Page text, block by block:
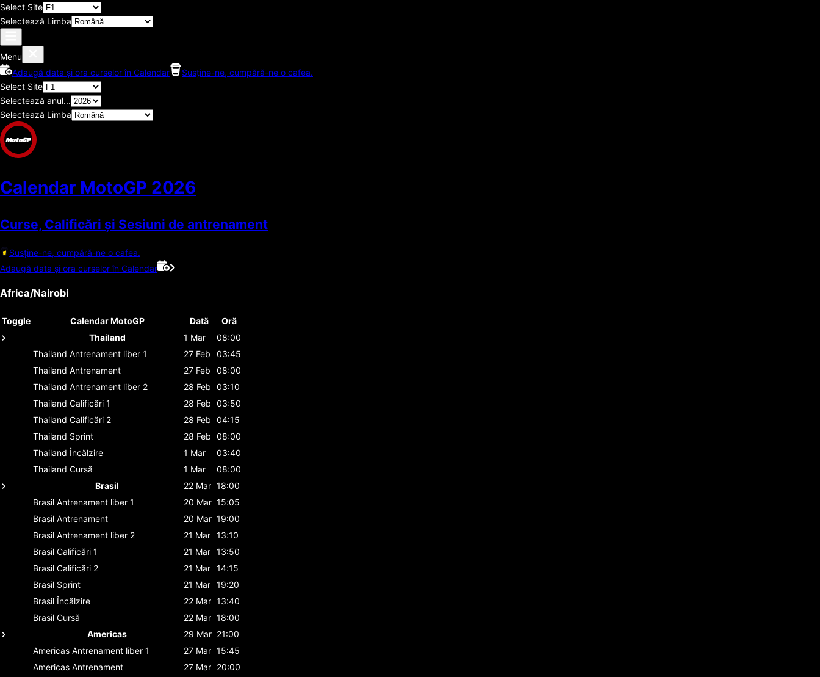
Select Site
Selectează Limba
Menu
Adaugă data și ora curselor în Calendar
Susține-ne, cumpără-ne o cafea.
Select Site
Selectează anul...
Selectează Limba
Calendar MotoGP 2026
Curse, Calificări și Sesiuni de antrenament
Susține-ne, cumpără-ne o cafea.
Adaugă data și ora curselor în Calendar
Africa/Nairobi
Toggle Calendar MotoGP Dată
Oră
Thailand
1 Mar
08:00
Thailand Antrenament liber 1 27 Feb
03:45
Thailand Antrenament 27 Feb
08:00
Thailand Antrenament liber 2 28 Feb 03:10
Thailand Calificări 1 28 Feb 03:50
Thailand Calificări 2 28 Feb 04:15
Thailand Sprint 28 Feb 08:00
Thailand Încălzire 1 Mar
03:40
Thailand Cursă 1 Mar
08:00
Brasil
22 Mar 18:00
Brasil Antrenament liber 1 20 Mar 15:05
Brasil Antrenament 20 Mar 19:00
Brasil Antrenament liber 2 21 Mar 13:10
Brasil Calificări 1 21 Mar 13:50
Brasil Calificări 2 21 Mar 14:15
Brasil Sprint 21 Mar 19:20
Brasil Încălzire 22 Mar 13:40
Brasil Cursă 22 Mar 18:00
Americas
29 Mar 21:00
Americas Antrenament liber 1 27 Mar 15:45
Americas Antrenament 27 Mar 20:00